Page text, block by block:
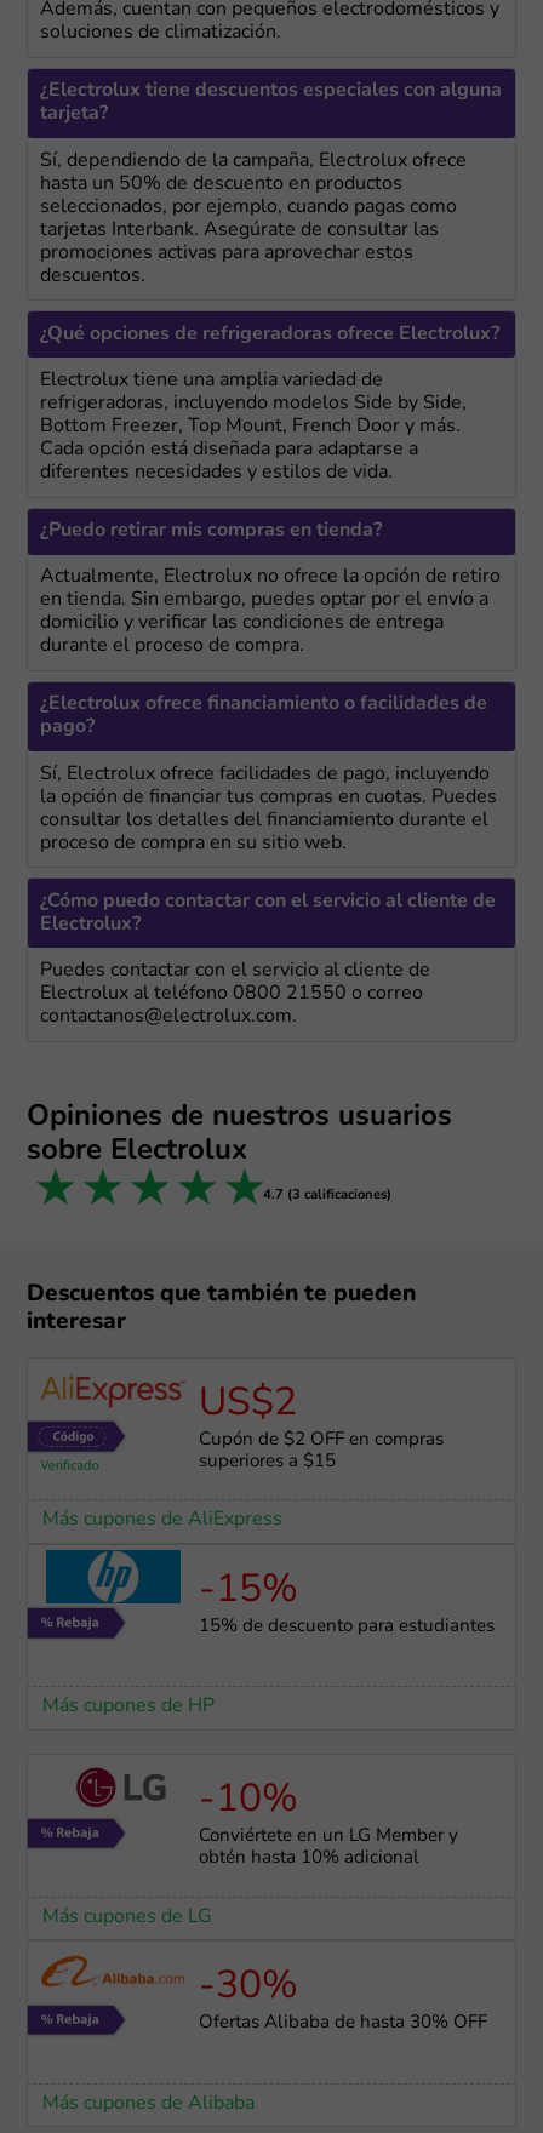
Además, cuentan con pequeños electrodomésticos y
soluciones de climatización.
¿Electrolux tiene descuentos especiales con alguna
tarjeta?
Sí, dependiendo de la campaña, Electrolux ofrece
hasta un 50% de descuento en productos
seleccionados, por ejemplo, cuando pagas como
tarjetas Interbank. Asegúrate de consultar las
promociones activas para aprovechar estos
descuentos.
¿Qué opciones de refrigeradoras ofrece Electrolux?
Electrolux tiene una amplia variedad de
refrigeradoras, incluyendo modelos Side by Side,
Bottom Freezer, Top Mount, French Door y más.
Cada opción está diseñada para adaptarse a
diferentes necesidades y estilos de vida.
¿Puedo retirar mis compras en tienda?
Actualmente, Electrolux no ofrece la opción de retiro
en tienda. Sin embargo, puedes optar por el envío a
domicilio y verificar las condiciones de entrega
durante el proceso de compra.
¿Electrolux ofrece financiamiento o facilidades de
pago?
Sí, Electrolux ofrece facilidades de pago, incluyendo
la opción de financiar tus compras en cuotas. Puedes
consultar los detalles del financiamiento durante el
proceso de compra en su sitio web.
¿Cómo puedo contactar con el servicio al cliente de
Electrolux?
Puedes contactar con el servicio al cliente de
Electrolux al teléfono 0800 21550 o correo
contactanos@electrolux.com.
Opiniones de nuestros usuarios
sobre Electrolux
5 stars
4 stars
3 stars
2 stars
1 star 4.7 (3 calificaciones)
Descuentos que también te pueden
interesar
US$2
Cupón de $2 OFF en compras
superiores a $15
Más cupones de AliExpress
-15%
15% de descuento para estudiantes
Más cupones de HP
-10%
Conviértete en un LG Member y
obtén hasta 10% adicional
Más cupones de LG
-30%
Ofertas Alibaba de hasta 30% OFF
Más cupones de Alibaba